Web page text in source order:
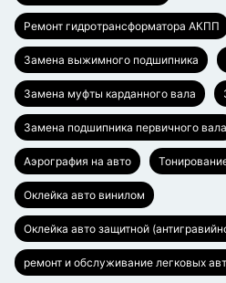
Ремонт гидротрансформатора АКПП
Замена выжимного подшипника
Замена муфты карданного вала
Замена подшипника первичного вала
Аэрография на авто
Оклейка авто винилом
Оклейка авто защитной
ремонт и обслуживание легковых